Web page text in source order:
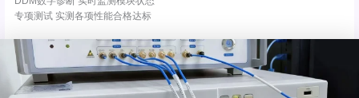
专项测试 实测各项性能合格达标